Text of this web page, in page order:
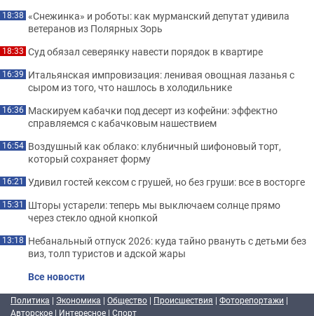
18:38 «Снежинка» и роботы: как мурманский депутат удивила
ветеранов из Полярных Зорь
18:33 Суд обязал северянку навести порядок в квартире
16:39 Итальянская импровизация: ленивая овощная лазанья с
сыром из того, что нашлось в холодильнике
16:36 Маскируем кабачки под десерт из кофейни: эффектно
справляемся с кабачковым нашествием
16:54 Воздушный как облако: клубничный шифоновый торт,
который сохраняет форму
16:21 Удивил гостей кексом с грушей, но без груши: все в восторге
15:31 Шторы устарели: теперь мы выключаем солнце прямо
через стекло одной кнопкой
13:18 Небанальный отпуск 2026: куда тайно рвануть с детьми без
виз, толп туристов и адской жары
Все новости
Политика | Экономика | Общество | Происшествия | Фоторепортажи |
Авторское | Интересное | Спорт